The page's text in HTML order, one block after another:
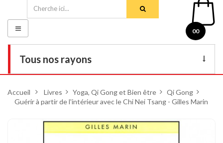
00
Tous nos rayons
DVD
Armes
Basculer
la
navigation
Accueil > Livres > Yoga, Qi Gong et Bien être > Qi Gong
Guérir à partir de l'intérieur avec le Chi Nei Tsang - Gilles Marin